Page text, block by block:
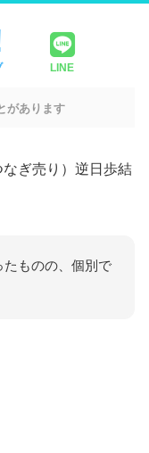
LINE
があります
ぎ売り）逆日歩結
ものの、個別で